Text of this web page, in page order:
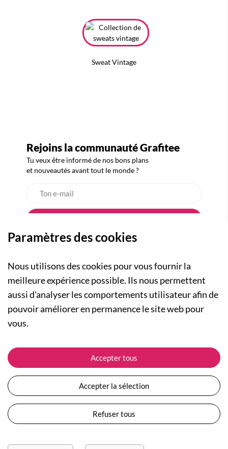
Sweat Vintage
Rejoins la communauté Grafitee
Tu veux être informé de nos bons plans
et nouveautés avant tout le monde ?
A PROPOS
Qui sommes-nous ?
Actualités
Nos engagements
Plan du site
Devenir revendeur
Collection Femme
Collection Enfants
Les Totebags
Nos différents thèmes
ASSISTANCE
Suivre ma commande
Expédition et livraison
Retour et remboursement
Moyens de paiement
Questions / Réponses
Conditions générales de vente
Protection des données personnelles
Paramètres des cookies
Nous utilisons des cookies pour vous fournir la
meilleure expérience possible. Ils nous permettent
aussi d'analyser les comportements utilisateur afin de
pouvoir améliorer en permanence le site web pour
vous.
Accepter tous
Accepter la sélection
Refuser tous